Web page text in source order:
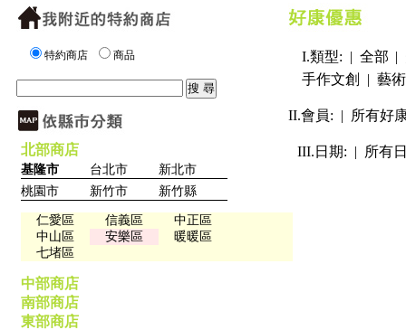
特約商店 商品
北部商店
基隆市 台北市
新北市
桃園市
新竹市 新竹縣
仁愛區 信義區
中正區
中山區
安樂區
暖暖區
七堵區
中部商店
南部商店
東部商店
I.類型: | 全部 |
手作文創
| 藝
II.會員: | 所有好
III.日期: | 所有